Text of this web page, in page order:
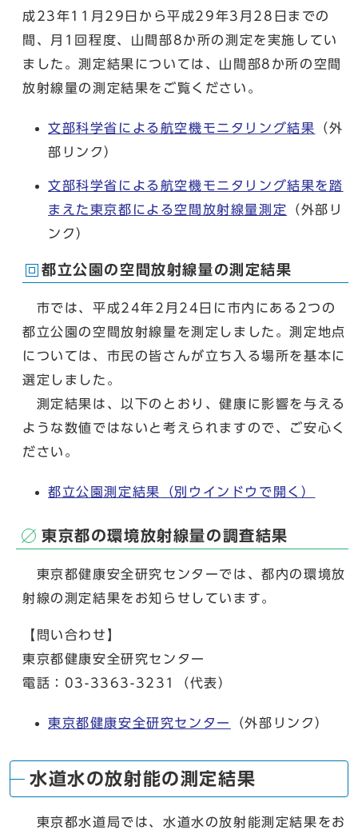
成23年11月29日から平成29年3月28日までの
間、月1回程度、山間部8か所の測定を実施してい
ました。測定結果については、山間部8か所の空間
放射線量の測定結果をご覧ください。
文部科学省による航空機モニタリング結果 （外
部リンク）
文部科学省による航空機モニタリング結果を踏
まえた東京都による空間放射線量測定 （外部リ
ンク）
都立公園の空間放射線量の測定結果
市では、平成24年2月24日に市内にある2つの
都立公園の空間放射線量を測定しました。測定地点
については、市民の皆さんが立ち入る場所を基本に
選定しました。
測定結果は、以下のとおり、健康に影響を与える
ような数値ではないと考えられますので、ご安心く
ださい。
都立公園測定結果 （別ウインドウで開く）
東京都の環境放射線量の調査結果
東京都健康安全研究センターでは、都内の環境放
射線の測定結果をお知らせしています。
【問い合わせ】
東京都健康安全研究センター
電話：03-3363-3231（代表）
東京都健康安全研究センター （外部リンク）
水道水の放射能の測定結果
東京都水道局では、水道水の放射能測定結果をお